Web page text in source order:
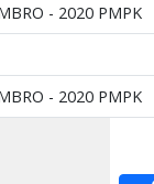
- 2020 PMPK
- 2020 PMPK